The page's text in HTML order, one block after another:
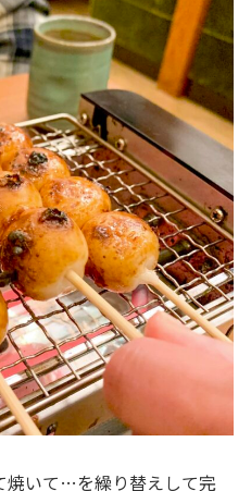
焼いて…を繰り替えして完